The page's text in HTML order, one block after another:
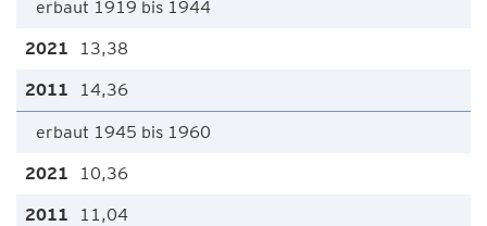
erbaut 1919 bis 1944
13,38
14,36
erbaut 1945 bis 1960
10,36
11,04